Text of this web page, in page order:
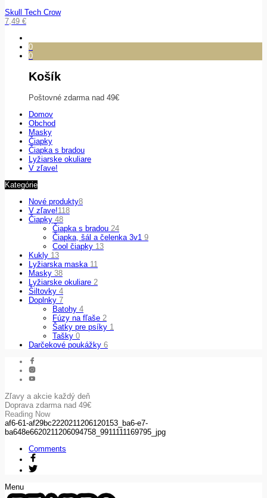
Skull Tech Crow
7,49 €
0
0
Košík
Poštovné zdarma nad 49€
Domov
Obchod
Masky
Čiapky
Čiapka s bradou
Lyžiarske okuliare
V zľave!
Kategórie
Nové produkty8
V zľave!118
Čiapky 48
Čiapka s bradou 24
Čiapka, šál a čelenka 3v1 9
Cool čiapky 13
Kukly 13
Lyžiarska maska 11
Masky 38
Lyžiarske okuliare 2
Šiltovky 4
Doplnky 7
Batohy 4
Fúzy na fľaše 2
Šatky pre psíky 1
Tašky 0
Darčekové poukážky 6
Zľavy a akcie každý deň
Doprava zdarma nad 49€
Reading Now
af6-61-af29bc2220211206120153_ba6-e7-
ba648e6620211206094758_9911111169795_jpg
Comments
Menu